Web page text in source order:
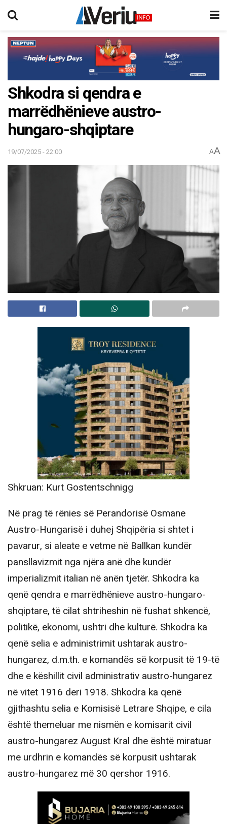
Shkodra si qendra e
marrëdhënieve austro-
hungaro-shqiptare
19/07/2025 - 22:00 AA
Shkruan: Kurt Gostentschnigg
Në prag të rënies së Perandorisë Osmane
Austro-Hungarisë i duhej Shqipëria si shtet i
pavarur, si aleate e vetme në Ballkan kundër
pansllavizmit nga njëra anë dhe kundër
imperializmit italian në anën tjetër. Shkodra ka
qenë qendra e marrëdhënieve austro-hungaro-
shqiptare, të cilat shtriheshin në fushat shkencë,
politikë, ekonomi, ushtri dhe kulturë. Shkodra ka
qenë selia e administrimit ushtarak austro-
hungarez, d.m.th. e komandës së korpusit të 19-të
dhe e këshillit civil administrativ austro-hungarez
në vitet 1916 deri 1918. Shkodra ka qenë
gjithashtu selia e Komisisë Letrare Shqipe, e cila
është themeluar me nismën e komisarit civil
austro-hungarez August Kral dhe është miratuar
me urdhrin e komandës së korpusit ushtarak
austro-hungarez më 30 qershor 1916.